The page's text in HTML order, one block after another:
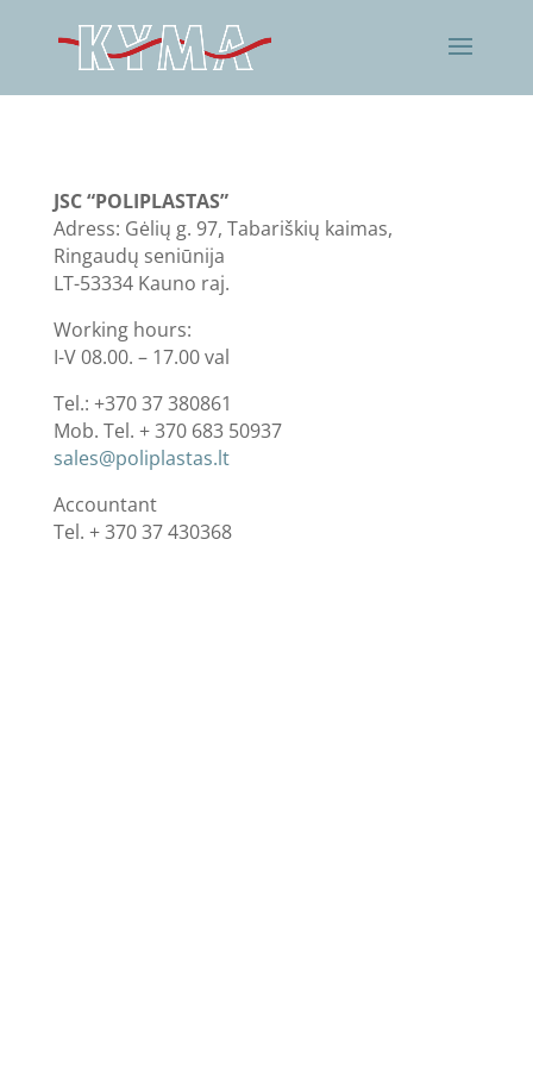
JSC “POLIPLASTAS”
Adress: Gėlių g. 97, Tabariškių kaimas,
Ringaudų seniūnija
LT-53334 Kauno raj.
Working hours:
I-V 08.00. – 17.00 val
Tel.: +370 37 380861
Mob. Tel. + 370 683 50937
sales@poliplastas.lt
Accountant
Tel. + 370 37 430368